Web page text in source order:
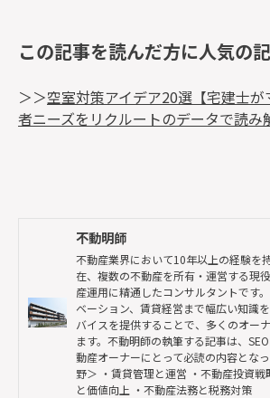
この記事を読んだ方に人気の
＞＞空室対策アイデア20選【宅建士
者ニーズをリクルートのデータで読み
不動明師
不動産業界において10年以上の経験を
在、複数の不動産を所有・運営する現
産運用に精通したコンサルタントです
ベーション、賃貸経営まで幅広い知識
バイスを提供することで、多くのオー
ます。不動明師の執筆する記事は、
動産オーナーにとって必読の内容とな
野＞ ・賃貸管理と運営 ・不動産投資戦
と価値向上 ・不動産法務と税務対策